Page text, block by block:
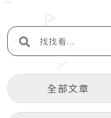
全部文章